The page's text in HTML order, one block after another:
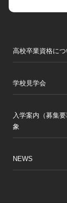
高校卒業資格につ
学校見学会
入学案内（募集
象
NEWS